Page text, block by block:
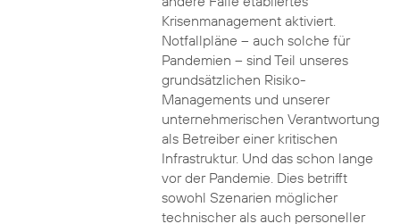
Krisenmanagement aktiviert.
Notfallpläne – auch solche für
Pandemien – sind Teil unseres
grundsätzlichen Risiko-
Managements und unserer
unternehmerischen Verantwortung
als Betreiber einer kritischen
Infrastruktur. Und das schon lange
vor der Pandemie. Dies betrifft
sowohl Szenarien möglicher
technischer als auch personeller